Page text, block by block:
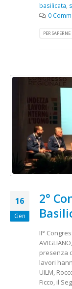
basilicata
0
PER
16
Gen
2°
II°
presenza
lavori
UILM,
Ficco, il